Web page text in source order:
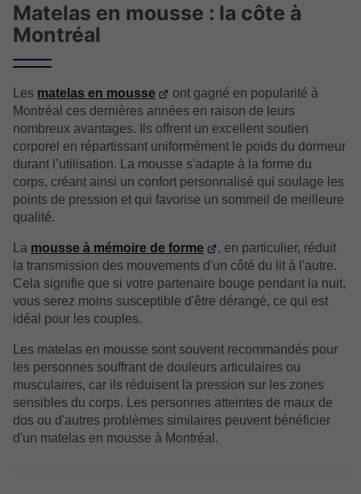
Matelas en mousse : la côte à
Montréal
Les matelas en mousse
ont gagné en popularité à
Montréal ces dernières années en raison de leurs
nombreux avantages. Ils offrent un excellent soutien
corporel en répartissant uniformément le poids du dormeur
durant l’utilisation. La mousse s'adapte à la forme du
corps, créant ainsi un confort personnalisé qui soulage les
points de pression et qui favorise un sommeil de meilleure
qualité.
La mousse à mémoire de forme
, en particulier, réduit
la transmission des mouvements d'un côté du lit à l'autre.
Cela signifie que si votre partenaire bouge pendant la nuit,
vous serez moins susceptible d'être dérangé, ce qui est
idéal pour les couples.
Les matelas en mousse sont souvent recommandés pour
les personnes souffrant de douleurs articulaires ou
musculaires, car ils réduisent la pression sur les zones
sensibles du corps. Les personnes atteintes de maux de
dos ou d'autres problèmes similaires peuvent bénéficier
d'un matelas en mousse à Montréal.